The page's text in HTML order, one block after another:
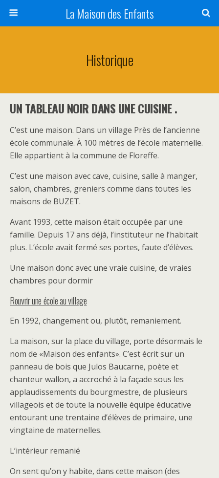
La Maison des Enfants
Historique
UN TABLEAU NOIR DANS UNE CUISINE.
C’est une maison. Dans un village Près de l’ancienne
école communale. À 100 mètres de l’école maternelle.
Elle appartient à la commune de Floreffe.
C’est une maison avec cave, cuisine, salle à manger,
salon, chambres, greniers comme dans toutes les
maisons de BUZET.
Avant 1993, cette maison était occupée par une
famille. Depuis 17 ans déjà, l’instituteur ne l’habitait
plus. L’école avait fermé ses portes, faute d’élèves.
Une maison donc avec une vraie cuisine, de vraies
chambres pour dormir
Rouvrir une école au village
En 1992, changement ou, plutôt, remaniement.
La maison, sur la place du village, porte désormais le
nom de «Maison des enfants». C’est écrit sur un
panneau de bois que Julos Baucarne, poète et
chanteur wallon, a accroché à la façade sous les
applaudissements du bourgmestre, de plusieurs
villageois et de toute la nouvelle équipe éducative
entourant une trentaine d’élèves de primaire, une
vingtaine de maternelles.
L’intérieur remanié
On sent qu’on y habite, dans cette maison (des